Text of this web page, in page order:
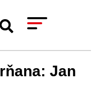
Jan